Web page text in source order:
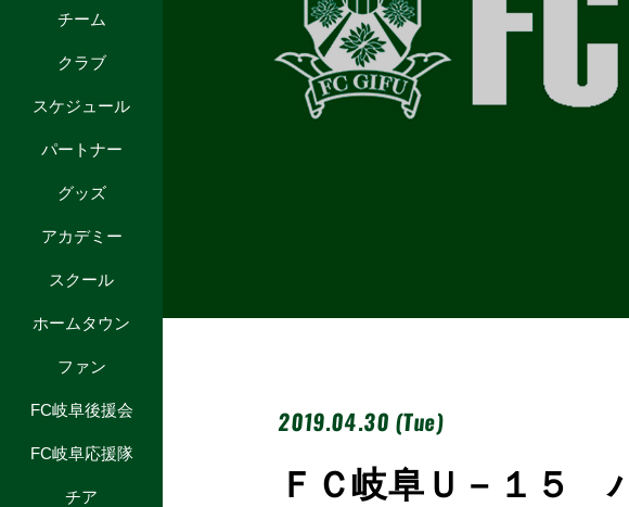
チーム
クラブ
スケジュール
パートナー
グッズ
アカデミー
スクール
ホームタウン
ファン
FC岐阜後援会
FC岐阜応援隊
チア
2019.04.30 (Tue)
ＦＣ岐阜Ｕ－１５